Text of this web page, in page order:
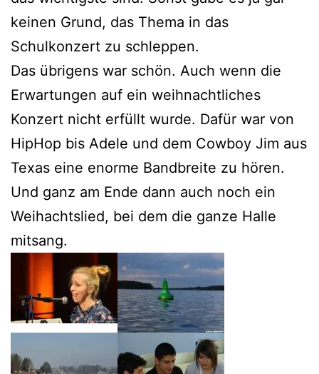
keinen Grund, das Thema in das
Schulkonzert zu schleppen.
Das übrigens war schön. Auch wenn die
Erwartungen auf ein weihnachtliches
Konzert nicht erfüllt wurde. Dafür war von
HipHop bis Adele und dem Cowboy Jim aus
Texas eine enorme Bandbreite zu hören.
Und ganz am Ende dann auch noch ein
Weihachtslied, bei dem die ganze Halle
mitsang.